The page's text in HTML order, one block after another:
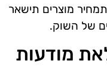
מוצרים תישאר
של השוק.
מודעות